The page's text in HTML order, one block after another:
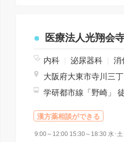
医療法人光翔会
内科 泌尿器科 消
大阪府大東市寺川三
学研都市線「野崎」
漢方薬相談ができる
9:00～12:00 15:30～18:30 水